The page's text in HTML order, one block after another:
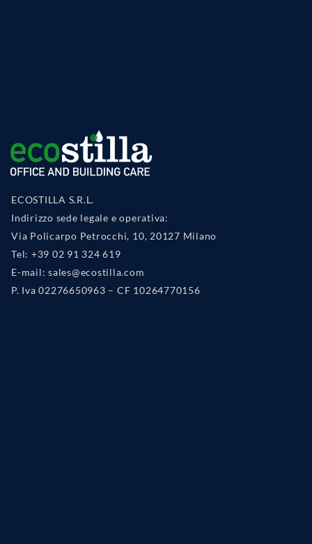
ECOSTILLA S.R.L.
Indirizzo sede legale e operativa:
Via Policarpo Petrocchi, 10, 20127 Milano
Tel: +39 02 91 324 619
E-mail: sales@ecostilla.com
P. Iva 02276650963 – CF 10264770156